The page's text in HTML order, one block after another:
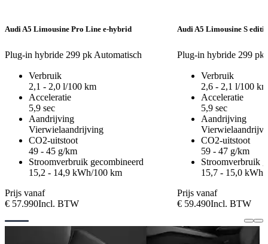
Audi A5 Limousine Pro Line e-hybrid
Plug-in hybride 299 pkAutomatisch
Verbruik
2,1 - 2,0 l/100 km
Acceleratie
5,9 sec
Aandrijving
Vierwielaandrijving
CO2-uitstoot
49 - 45 g/km
Stroomverbruik gecombineerd
15,2 - 14,9 kWh/100 km
Prijs vanaf
€ 57.990Incl. BTW
Audi A5 Limousine S
Plug-in hybride 299 pk
Verbruik
2,6 - 2,1 l/100 km
Acceleratie
5,9 sec
Aandrijving
CO2-uitstoot
59 - 47 g/km
Stroomverbruik
15,7 - 15,0 kWh/
Prijs vanaf
€ 59.490Incl. BTW